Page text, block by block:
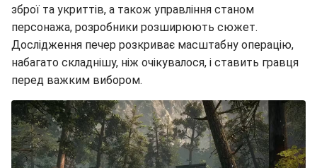
зброї та укриттів, а також управління станом
персонажа, розробники розширюють сюжет.
Дослідження печер розкриває масштабну операцію,
набагато складнішу, ніж очікувалося, і ставить гравця
перед важким вибором.